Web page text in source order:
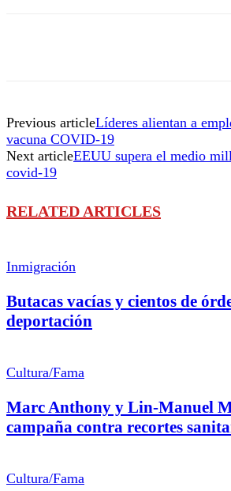
Previous articleLíderes alientan a
vacuna COVID-19
Next articleEEUU supera el medio
covid-19
RELATED ARTICLES
Inmigración
Butacas vacías y cientos de
deportación
Cultura/Fama
Marc Anthony y Lin-Manuel
campaña contra recortes
Cultura/Fama